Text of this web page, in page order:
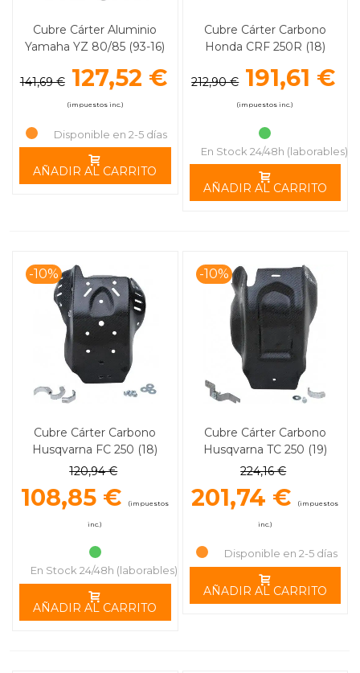
Cubre Cárter Aluminio
Yamaha YZ 80/85 (93-16)
141,69 € 127,52 €
(impuestos inc.)
Disponible en 2-5 días
AÑADIR AL CARRITO
Cubre Cárter Carbono
Honda CRF 250R (18)
212,90 € 191,61 €
(impuestos inc.)
En Stock 24/48h (laborables)
AÑADIR AL CARRITO
-10%
Cubre Cárter Carbono
Husqvarna FC 250 (18)
MOOSE RACING
120,94 €
108,85 € (impuestos
inc.)
En Stock 24/48h (laborables)
AÑADIR AL CARRITO
-10%
Cubre Cárter Carbono
Husqvarna TC 250 (19)
MOOSE RACING
224,16 €
201,74 € (impuestos
inc.)
Disponible en 2-5 días
AÑADIR AL CARRITO